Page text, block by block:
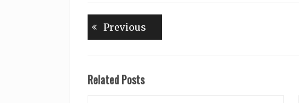
Beitragsnavigation
Previous
Related Posts